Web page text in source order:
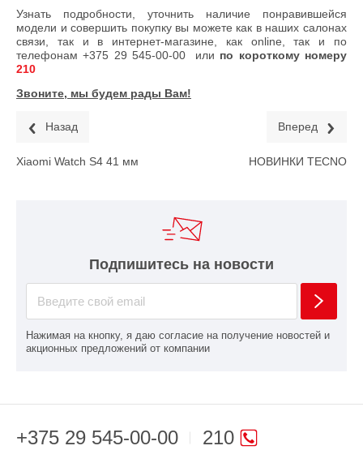
Узнать подробности, уточнить наличие понравившейся
модели и совершить покупку вы можете как в наших салонах
связи, так и в интернет-магазине, как online, так и по
телефонам+375 29 545-00-00 или по короткому номеру
210
Звоните, мы будем рады Вам!
Назад
Xiaomi Watch S4 41 мм
Вперед
НОВИНКИ TECNO
Подпишитесь на новости
Нажимая на кнопку, я даю согласие на получение новостей и
акционных предложений от компании
210
+375 29 545-00-00